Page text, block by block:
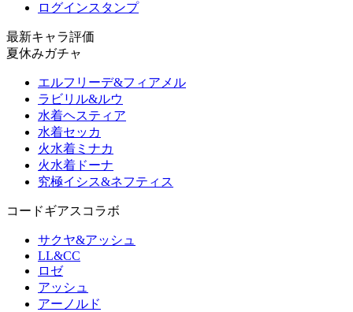
ログインスタンプ
最新キャラ評価
夏休みガチャ
エルフリーデ&フィアメル
ラビリル&ルウ
水着ヘスティア
水着セッカ
火水着ミナカ
火水着ドーナ
究極イシス&ネフティス
コードギアスコラボ
サクヤ&アッシュ
LL&CC
ロゼ
アッシュ
アーノルド